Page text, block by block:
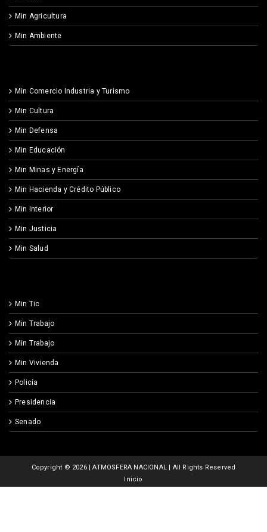
Min Agricultura
Min Ambiente
Min Comercio Industria y Turismo
Min Cultura
Min Defensa
Min Educación
Min Minas y Energía
Min Hacienda y Crédito Público
Min Interior
Min Justicia
Min Salud
Min Tic
Min Trabajo
Min Trabajo
Min Vivienda
Policía
Presidencia
Senado
Copyright © 2026 | ATMOSFERA NACIONAL | All Rights Reserved
Inicio